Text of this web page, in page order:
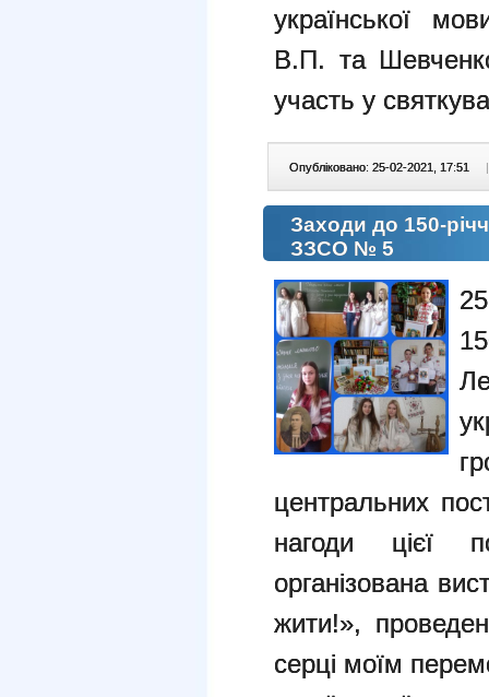
української
В.П. та
участь у
Опубліковано: 25-02-2021, 17:51 |
Заходи до 150-
ЗЗСО № 5
центральних
нагоди цієї
організована
жити!»,
серці моїм